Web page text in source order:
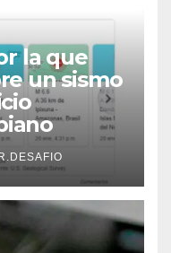
la que
un sismo